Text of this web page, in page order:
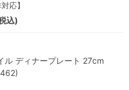
応】
込)
ル ディナープレート 27cm